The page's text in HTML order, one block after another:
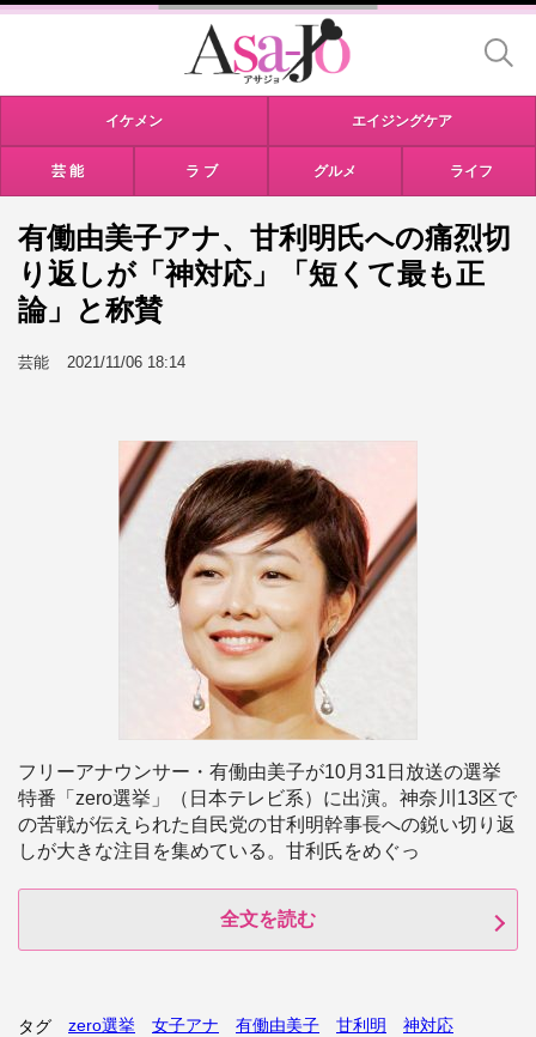
イケメン エイジングケア
芸 能 ラ ブ グルメ ライフ
有働由美子アナ、甘利明氏への痛烈切
り返しが「神対応」「短くて最も正
論」と称賛
芸能 2021/11/06 18:14
フリーアナウンサー・有働由美子が10月31日放送の選挙
特番「zero選挙」（日本テレビ系）に出演。神奈川13区で
の苦戦が伝えられた自民党の甘利明幹事長への鋭い切り返
しが大きな注目を集めている。甘利氏をめぐっ
全文を読む
タグ zero選挙 女子アナ 有働由美子 甘利明 神対応